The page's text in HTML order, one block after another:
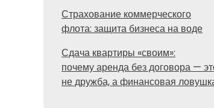
Страхование коммерческого
флота: защита бизнеса на воде
Сдача квартиры «своим»:
почему аренда без договора —
не дружба, а финансовая